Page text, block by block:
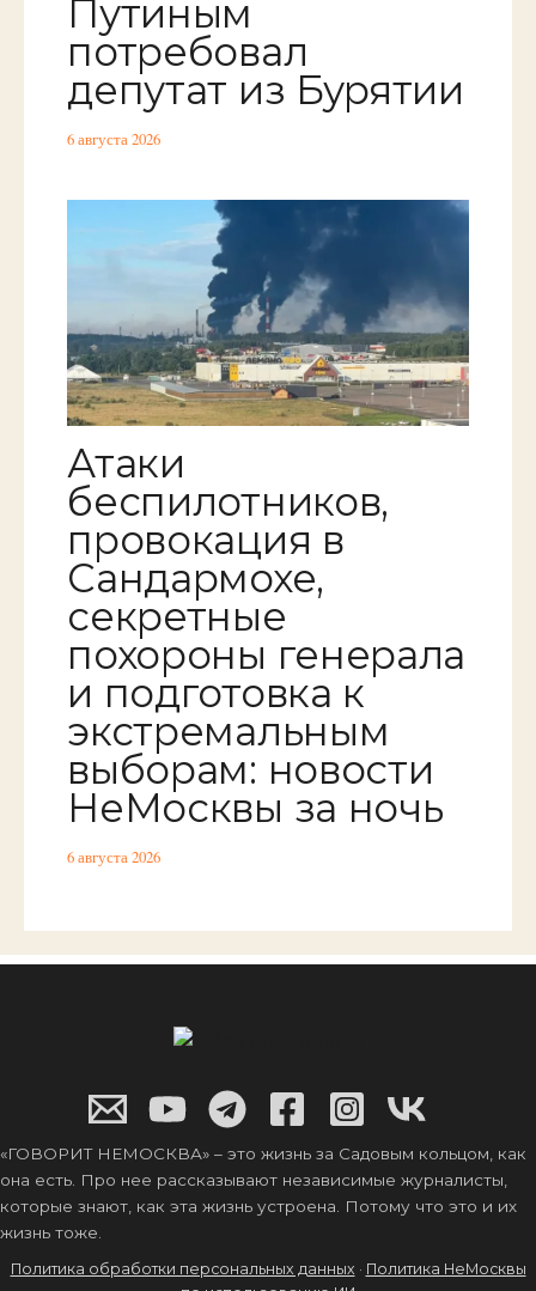
Путиным
потребовал
депутат из Бурятии
6 августа 2026
Атаки
беспилотников,
провокация в
Сандармохе,
секретные
похороны генерала
и подготовка к
экстремальным
выборам: новости
НеМосквы за ночь
6 августа 2026
«ГОВОРИТ НЕМОСКВА» – это жизнь за Садовым кольцом, как
она есть. Про нее рассказывают независимые журналисты,
которые знают, как эта жизнь устроена. Потому что это и их
жизнь тоже.
Политика обработки персональных данных · Политика НеМосквы